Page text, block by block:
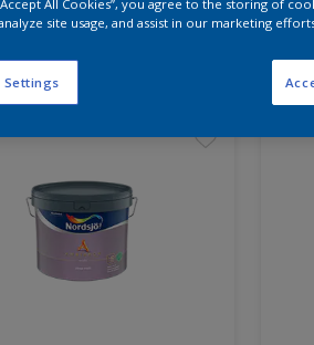
All Cookies”, you agree to the storing of
site usage, and assist in our marketing
Settings